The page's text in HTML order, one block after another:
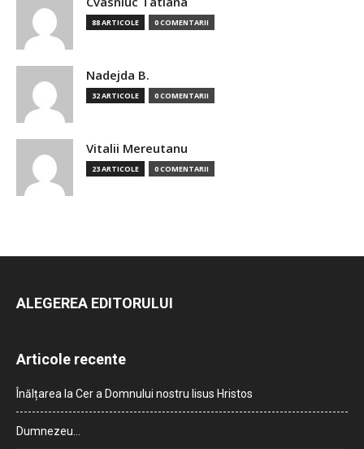
88 ARTICOLE 0 COMENTARII
Nadejda B.
32 ARTICOLE 0 COMENTARII
Vitalii Mereutanu
23 ARTICOLE 0 COMENTARII
ALEGEREA EDITORULUI
Articole recente
Înălțarea la Cer a Domnului nostru Iisus Hristos
Dumnezeu…